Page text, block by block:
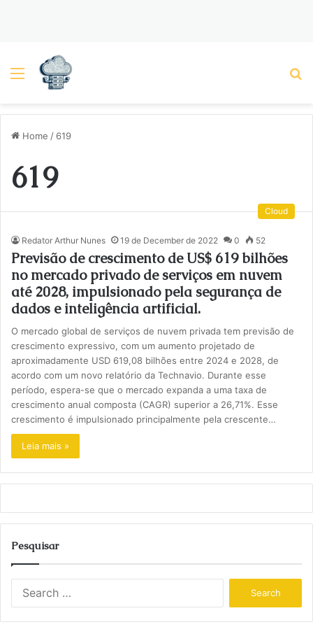
Menu
Home / 619
619
Cloud
Redator Arthur Nunes 19 de December de 2022 0 52
Previsão de crescimento de US$ 619 bilhões
no mercado privado de serviços em nuvem
até 2028, impulsionado pela segurança de
dados e inteligência artificial.
O mercado global de serviços de nuvem privada tem previsão de
crescimento expressivo, com um aumento projetado de
aproximadamente USD 619,08 bilhões entre 2024 e 2028, de
acordo com um novo relatório da Technavio. Durante esse
período, espera-se que o mercado expanda a uma taxa de
crescimento anual composta (CAGR) superior a 26,71%. Esse
crescimento é impulsionado principalmente pela crescente…
Leia mais »
Pesquisar